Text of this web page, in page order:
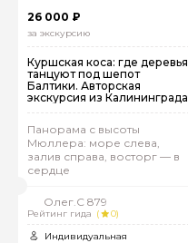
26 000 ₽
за экскурсию
Куршская коса: где деревья
танцуют под шепот
Балтики. Авторская
экскурсия из Калининграда
Панорама с высоты
Мюллера: море слева,
залив справа, восторг — в
сердце
Олег.С 879
Рейтинг гида (
0)
Индивидуальная